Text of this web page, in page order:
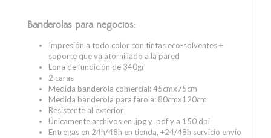
Banderolas para negocios:
Impresión a todo color con tintas eco-solventes +
soporte que va atornillado a la pared
Lona de fundición de 340gr
2 caras
Medida banderola comercial: 45cmx75cm
Medida banderola para farola: 80cmx120cm
Resistente al exterior
Únicamente archivos en .jpg y .pdf y a 150 dpi
Entregas en 24h/48h en tienda, +24/48h servicio envío